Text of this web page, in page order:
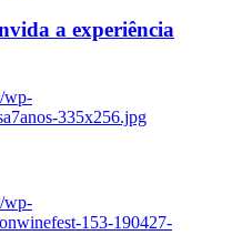
a experiência
wp-
335x256.jpg
wp-
153-190427-